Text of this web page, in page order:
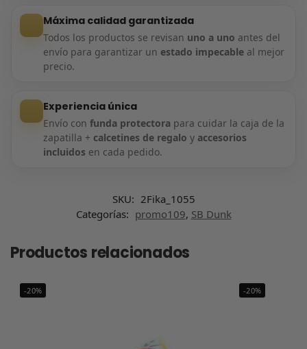
Máxima calidad garantizada
Todos los productos se revisan uno a uno antes del
envío para garantizar un estado impecableal mejor
precio.
Experiencia única
Envío con funda protectorapara cuidar la caja de la
zapatilla + calcetines de regalo y accesorios
incluidos en cada pedido.
SKU: 2Fika_1055
Categorías: promo109, SB Dunk
Productos relacionados
-20% -20%